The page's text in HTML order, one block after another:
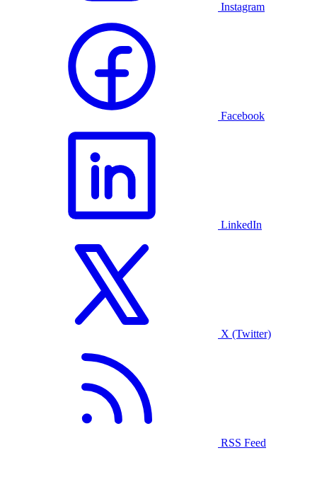
Instagram
Facebook
LinkedIn
X (Twitter)
RSS Feed